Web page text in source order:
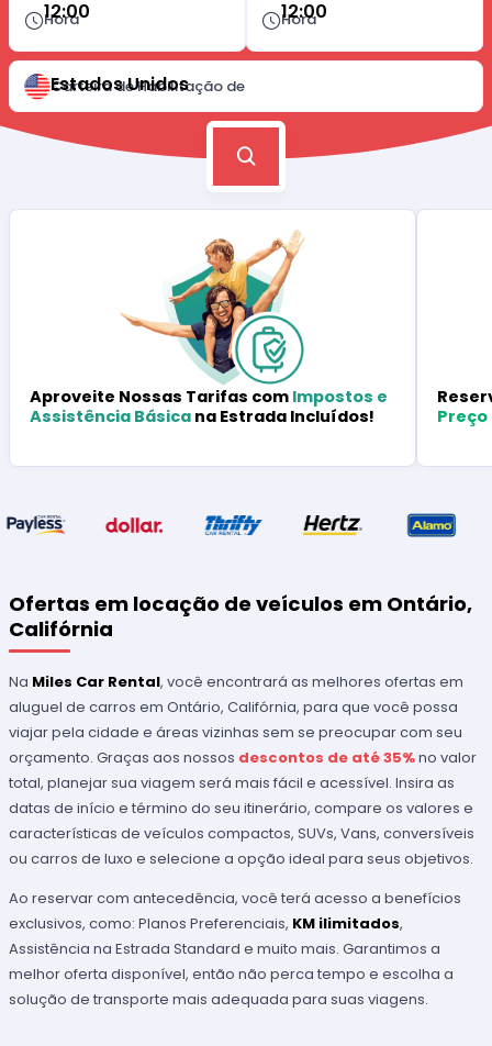
Hora
12:00 Hora
12:00
Carteira de Habilitação de
Estados Unidos
Aproveite Nossas Tarifas com Impostos e
Assistência Básica na Estrada Incluídos!
Preço
Ofertas em locação de veículos em Ontário,
Califórnia
Na Miles Car Rental, você encontrará as melhores ofertas em
aluguel de carros em Ontário, Califórnia, para que você possa
viajar pela cidade e áreas vizinhas sem se preocupar com seu
orçamento. Graças aos nossos descontos de até 35%no valor
total, planejar sua viagem será mais fácil e acessível. Insira as
datas de início e término do seu itinerário, compare os valores e
características de veículos compactos, SUVs, Vans, conversíveis
ou carros de luxo e selecione a opção ideal para seus objetivos.
Ao reservar com antecedência, você terá acesso a benefícios
exclusivos, como: Planos Preferenciais, KM ilimitados,
Assistência na Estrada Standard e muito mais. Garantimos a
melhor oferta disponível, então não perca tempo e escolha a
solução de transporte mais adequada para suas viagens.